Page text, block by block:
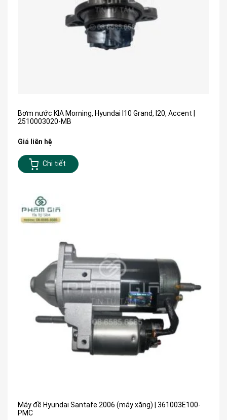
Bơm nước KIA Morning, Hyundai I10 Grand, I20, Accent |
2510003020-MB
Giá liên hệ
Chi tiết
Máy đề Hyundai Santafe 2006 (máy xăng) | 361003E100-
PMC